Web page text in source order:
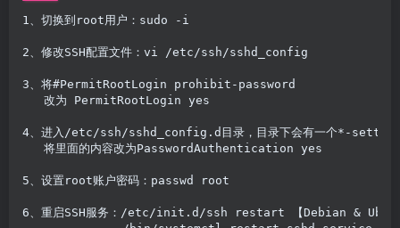
1、切换到root用户：sudo -i
2、修改SSH配置文件：vi /etc/ssh/sshd_config
3、将#PermitRootLogin prohibit-password
   改为 PermitRootLogin yes
4、进入/etc/ssh/sshd_config.d目录，目录下会有一个*-
   将里面的内容改为PasswordAuthentication yes
5、设置root账户密码：passwd root
6、重启SSH服务：/etc/init.d/ssh restart 【Debian &